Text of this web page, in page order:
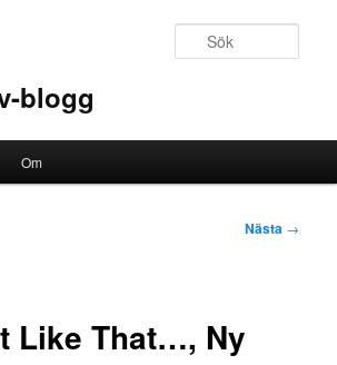
blogg
Om
Nästa →
Like That…, Ny